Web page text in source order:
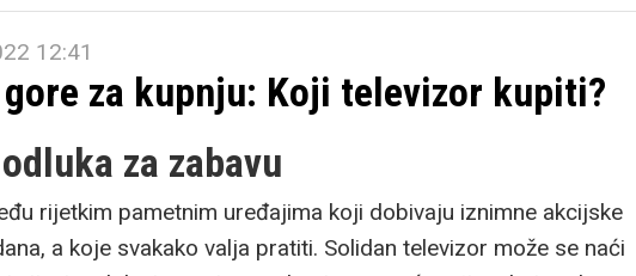
12:41
za kupnju: Koji televizor kupiti?
za zabavu
rijetkim pametnim uređajima koji dobivaju iznimne akcijske
a koje svakako valja pratiti. Solidan televizor može se naći